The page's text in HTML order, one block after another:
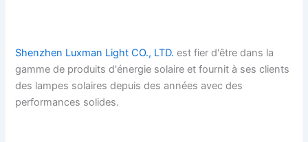
Shenzhen Luxman Light CO., LTD. est fier d'être dans la
gamme de produits d'énergie solaire et fournit à ses clients
des lampes solaires depuis des années avec des
performances solides.